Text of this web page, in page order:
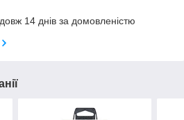
14 днів за домовленістю